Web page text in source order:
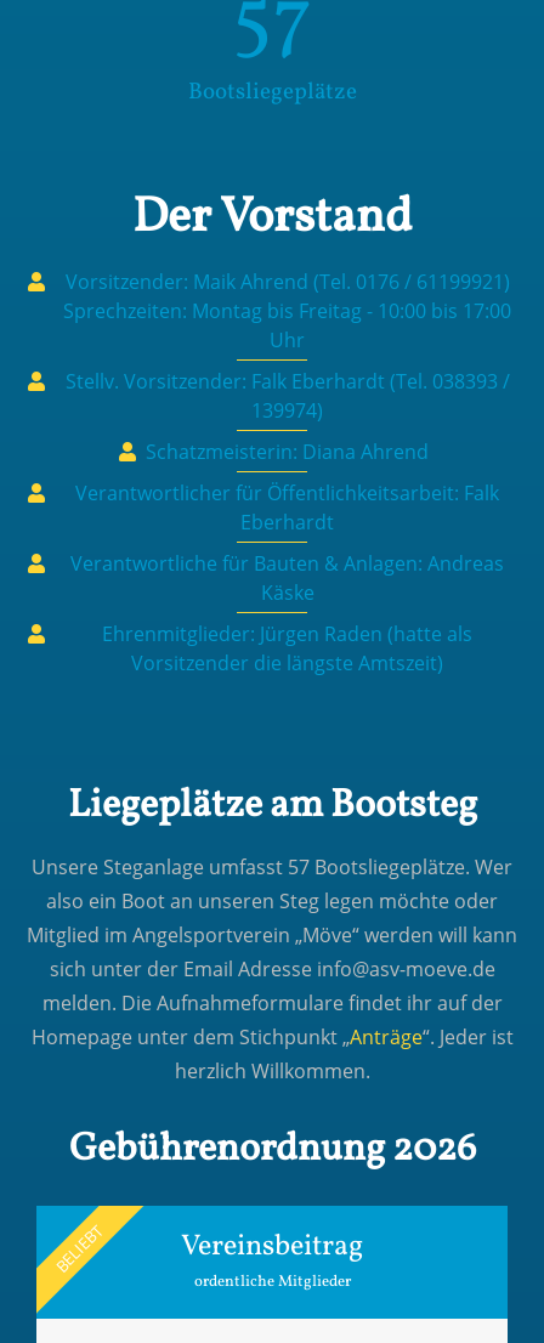
Bootsliegeplätze
Der Vorstand
Vorsitzender: Maik Ahrend (Tel. 0176 / 61199921)
Sprechzeiten: Montag bis Freitag - 10:00 bis 17:00
Uhr
Stellv. Vorsitzender: Falk Eberhardt (Tel. 038393 /
139974)
Schatzmeisterin: Diana Ahrend
Verantwortlicher für Öffentlichkeitsarbeit: Falk
Eberhardt
Verantwortliche für Bauten & Anlagen: Andreas
Käske
Ehrenmitglieder: Jürgen Raden (hatte als
Vorsitzender die längste Amtszeit)
Liegeplätze am Bootsteg
Unsere Steganlage umfasst 57 Bootsliegeplätze. Wer
also ein Boot an unseren Steg legen möchte oder
Mitglied im Angelsportverein „Möve“ werden will kann
sich unter der Email Adresse info@asv-moeve.de
melden. Die Aufnahmeformulare findet ihr auf der
Homepage unter dem Stichpunkt „Anträge“. Jeder ist
herzlich Willkommen.
Gebührenordnung 2026
Vereinsbeitrag
ordentliche Mitglieder
BELIEBT